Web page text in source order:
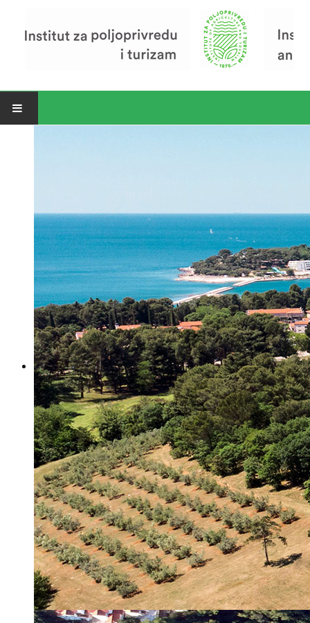
Zavod za poljoprivredu i prehranu
Zavod za ekonomiku i razvoj poljoprivrede
Zavod za turizam
Pokusno poljoprivredno imanje
Zaposlenici
Euraxess
Misija i vizija
Upravno Vijeće
Rad Upravnog vijeća
Znanstveno Vijeće
Rad Znanstvenog vijeća
Etičko povjerenstvo
Etički kodeks
Financiranje
Proračun
Potpore
PROGRAMSKO FINANCIRANJE
Izvještavanje po uredbi
Projekti Instituta
Dialogue4Tourism
REVIVE
WASTEREDUCE
MITOMED+
WINTERMED
CASTWATER
INHERIT
CONSUMLESS PLUS